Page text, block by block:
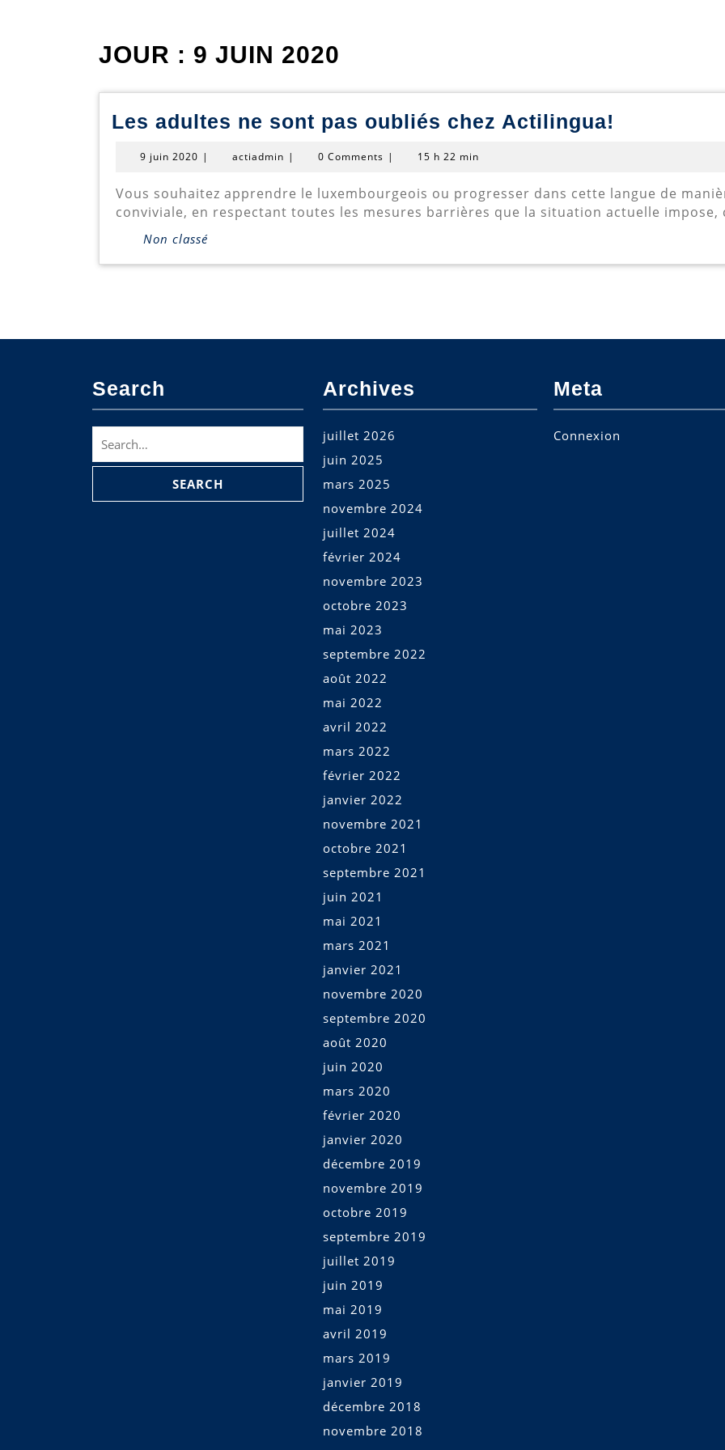
JOUR : 9 JUIN 2020
Les adultes ne sont pas oubliés chez Actilingua!
sont
pas
chez
9 juin 2020 | actiadmin actiadmin
| 0 Comments | 15 h 22 min
Vous souhaitez apprendre le luxembourgeois ou progresser dans cette langue de manière intensive et dans une ambiance
conviviale, en respectant toutes les mesures barrières que la situation actuelle impose,
Non classé
Search
for:
Archives
juillet 2026
juin 2025
mars 2025
novembre 2024
juillet 2024
février 2024
novembre 2023
octobre 2023
mai 2023
septembre 2022
août 2022
mai 2022
avril 2022
mars 2022
février 2022
janvier 2022
novembre 2021
octobre 2021
septembre 2021
juin 2021
mai 2021
mars 2021
janvier 2021
novembre 2020
septembre 2020
août 2020
juin 2020
mars 2020
février 2020
janvier 2020
décembre 2019
novembre 2019
octobre 2019
septembre 2019
juillet 2019
juin 2019
mai 2019
avril 2019
mars 2019
janvier 2019
décembre 2018
novembre 2018
Meta
Connexion